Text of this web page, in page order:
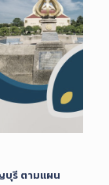
รี ตามแผน